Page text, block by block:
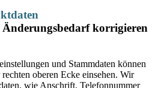
korrigieren
und Stammdaten können
oberen Ecke einsehen. Wir
wie Anschrift, Telefonnummer